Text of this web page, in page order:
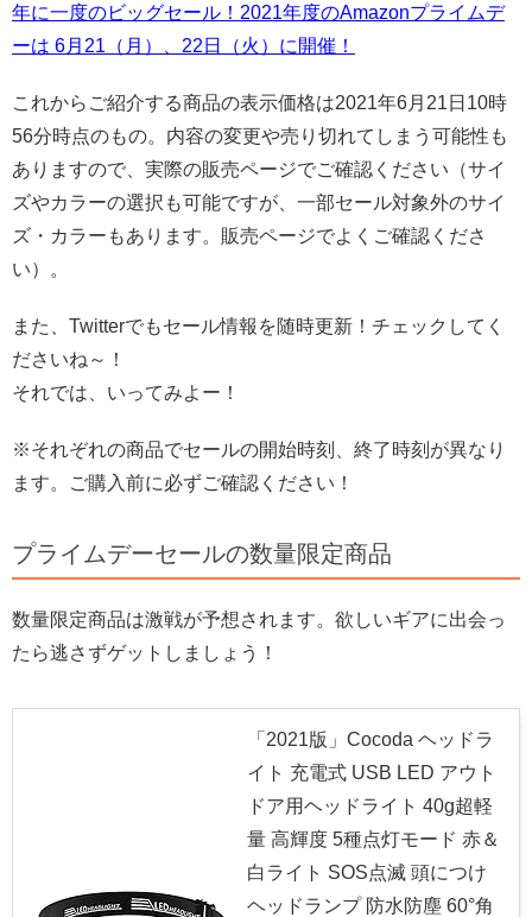
年に一度のビッグセール！2021年度のAmazonプライムデ
ーは 6月21（月）、22日（火）に開催！
これからご紹介する商品の表示価格は2021年6月21日10時
56分時点のもの。内容の変更や売り切れてしまう可能性も
ありますので、実際の販売ページでご確認ください（サイ
ズやカラーの選択も可能ですが、一部セール対象外のサイ
ズ・カラーもあります。販売ページでよくご確認くださ
い）。
また、Twitterでもセール情報を随時更新！チェックしてく
ださいね～！
それでは、いってみよー！
※それぞれの商品でセールの開始時刻、終了時刻が異なり
ます。ご購入前に必ずご確認ください！
プライムデーセールの数量限定商品
数量限定商品は激戦が予想されます。欲しいギアに出会っ
たら逃さずゲットしましょう！
「2021版」Cocoda ヘッドラ
イト 充電式 USB LED アウト
ドア用ヘッドライト 40g超軽
量 高輝度 5種点灯モード 赤＆
白ライト SOS点滅 頭につけ
ヘッドランプ 防水防塵 60°角